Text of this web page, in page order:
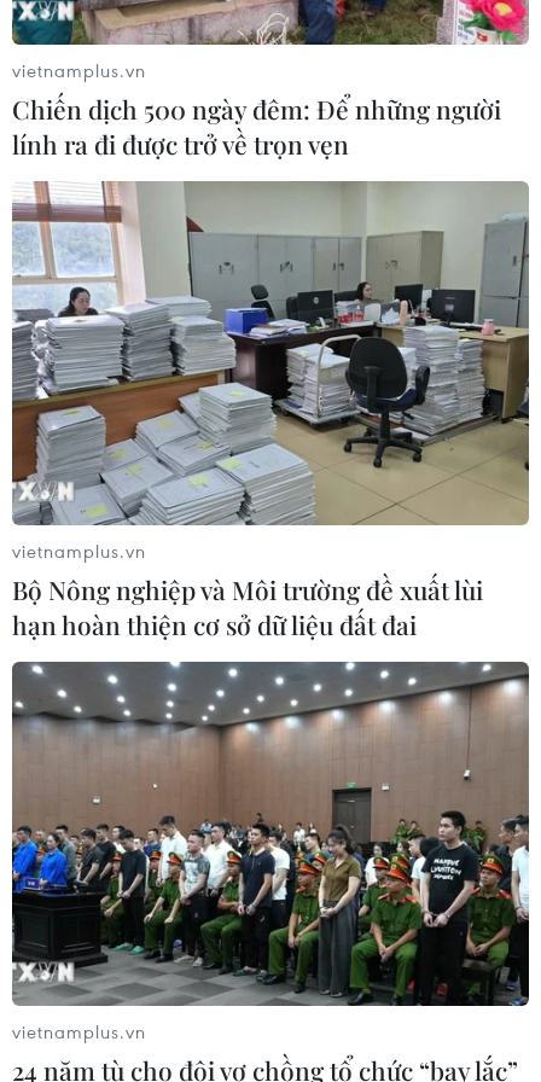
chứng khoán châu Á đồng loạt giảm
điểm
24/07/2026 09:41
VN-Index mất hơn 13 điểm, nhà đầu
tư vẫn thận trọng trước áp lực bán
24/07/2026 09:35
Chứng khoán Âu-Mỹ chao đảo trước
cú sốc kép
24/07/2026 00:42
Chứng khoán châu Á tăng điểm nhờ
làn sóng gom cổ phiếu công nghệ
23/07/2026 09:40
Sắc đỏ bao trùm bảng điện tử, VN-
Index trượt dốc mất hơn 62 điểm
22/07/2026 09:48
Cổ phiếu bán dẫn phục hồi mạnh,
tạo lực đỡ cho Phố Wall
22/07/2026 01:30
Xem thêm
vietnamplus.vn
Chiến dịch 500 ngày đêm: Để những người
lính ra đi được trở về trọn vẹn
vietnamplus.vn
Bộ Nông nghiệp và Môi trường đề xuất lùi
hạn hoàn thiện cơ sở dữ liệu đất đai
vietnamplus.vn
24 năm tù cho đôi vợ chồng tổ chức “bay lắc”